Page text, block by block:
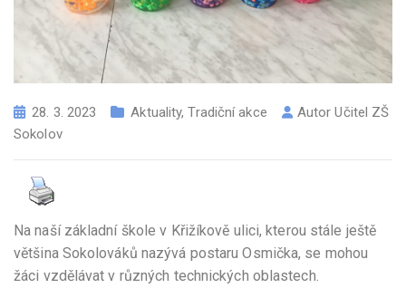
28. 3. 2023 Aktuality,Tradiční akce AutorUčitel ZŠ
Sokolov
Na naší základní škole v Křižíkově ulici, kterou stále ještě
většina Sokolováků nazývá postaru Osmička, se mohou
žáci vzdělávat v různých technických oblastech.